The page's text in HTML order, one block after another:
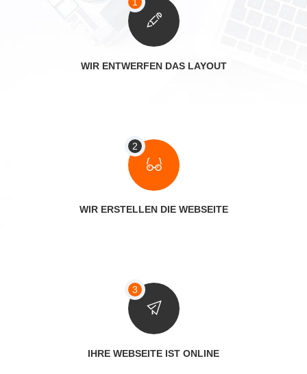
WIR ENTWERFEN DAS LAYOUT
WIR ERSTELLEN DIE WEBSEITE
IHRE WEBSEITE IST ONLINE